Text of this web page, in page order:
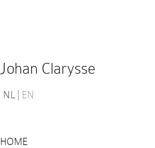
Johan Clarysse
NL EN
HOME